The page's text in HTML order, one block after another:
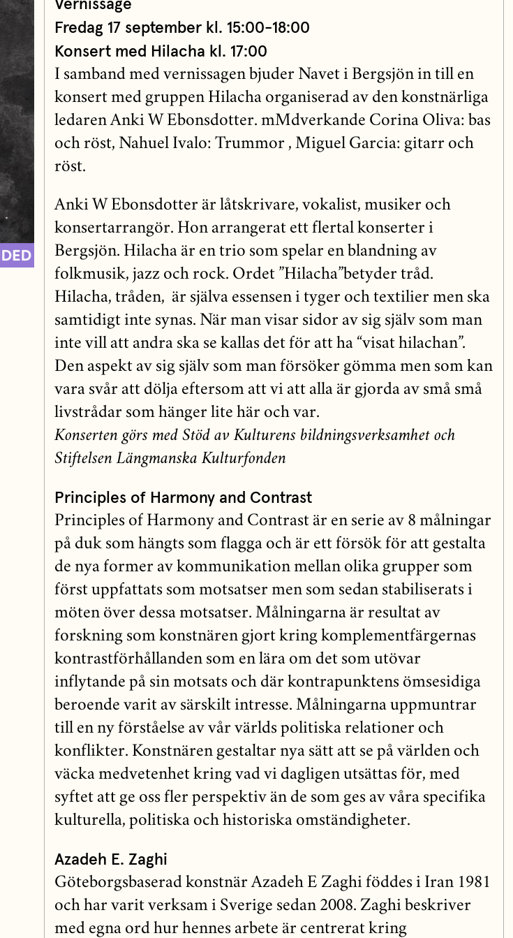
Vernissage
Fredag 17 september kl. 15:00-18:00
Konsert med Hilacha kl. 17:00
I samband med vernissagen bjuder Navet i Bergsjön in till en
konsert med gruppen Hilacha organiserad av den konstnärliga
ledaren Anki W Ebonsdotter. mMdverkande Corina Oliva: bas
och röst, Nahuel Ivalo: Trummor , Miguel Garcia: gitarr och
röst.
Anki W Ebonsdotter är låtskrivare, vokalist, musiker och
konsertarrangör. Hon arrangerat ett flertal konserter i
Bergsjön. Hilacha är en trio som spelar en blandning av
folkmusik, jazz och rock. Ordet ”Hilacha”betyder tråd.
Hilacha, tråden, är själva essensen i tyger och textilier men ska
samtidigt inte synas. När man visar sidor av sig själv som man
inte vill att andra ska se kallas det för att ha “visat hilachan”.
Den aspekt av sig själv som man försöker gömma men som kan
vara svår att dölja eftersom att vi att alla är gjorda av små små
livstrådar som hänger lite här och var.
Konserten görs med Stöd av Kulturens bildningsverksamhet och
Stiftelsen Längmanska Kulturfonden
Principles of Harmony and Contrast
Principles of Harmony and Contrast är en serie av 8 målningar
på duk som hängts som flagga och är ett försök för att gestalta
de nya former av kommunikation mellan olika grupper som
först uppfattats som motsatser men som sedan stabiliserats i
möten över dessa motsatser. Målningarna är resultat av
forskning som konstnären gjort kring komplementfärgernas
kontrastförhållanden som en lära om det som utövar
inflytande på sin motsats och där kontrapunktens ömsesidiga
beroende varit av särskilt intresse. Målningarna uppmuntrar
till en ny förståelse av vår världs politiska relationer och
konflikter. Konstnären gestaltar nya sätt att se på världen och
väcka medvetenhet kring vad vi dagligen utsättas för, med
syftet att ge oss fler perspektiv än de som ges av våra specifika
kulturella, politiska och historiska omständigheter.
Azadeh E. Zaghi
Göteborgsbaserad konstnär Azadeh E Zaghi föddes i Iran 1981
och har varit verksam i Sverige sedan 2008. Zaghi beskriver
med egna ord hur hennes arbete är centrerat kring